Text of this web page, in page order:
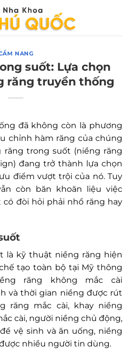
NANG
suốt: Lựa chọn
răng truyền thống
đã không còn là phương
chỉnh hàm răng của chúng
răng trong suốt (niềng răng
đang trở thành lựa chọn
điểm vượt trội của nó. Tuy
còn băn khoăn liệu việc
đòi hỏi phải nhổ răng hay
là kỹ thuật niềng răng hiện
tạo toàn bộ tại Mỹ thông
răng không mắc cài
và thời gian niềng được rút
răng mắc cài, khay niềng
cài, người niềng chủ động,
vệ sinh và ăn uống, niềng
nhiều người tin dùng.